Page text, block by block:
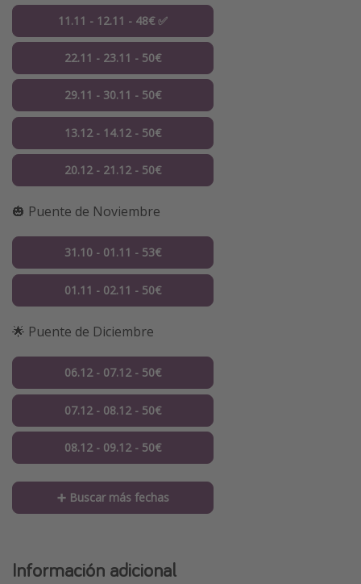
11.11 - 12.11 - 48€ ✅
22.11 - 23.11 - 50€
29.11 - 30.11 - 50€
13.12 - 14.12 - 50€
20.12 - 21.12 - 50€
🎃 Puente de Noviembre
31.10 - 01.11 - 53€
01.11 - 02.11 - 50€
🌟 Puente de Diciembre
06.12 - 07.12 - 50€
07.12 - 08.12 - 50€
08.12 - 09.12 - 50€
➕ Buscar más fechas
Información adicional